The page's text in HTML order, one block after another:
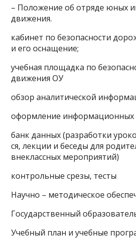
– Положение об отряде юных
движения.
кабинет по безопасности
и его оснащение;
учебная площадка по
движения ОУ
обзор аналитической
оформление информационных
банк данных (разработки
ся, лекции и беседы для
внеклассных мероприятий)
контрольные срезы, тесты
Научно – методическое
Государственный
Учебный план и учебные